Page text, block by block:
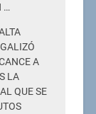
…
A
LA
QUE SE